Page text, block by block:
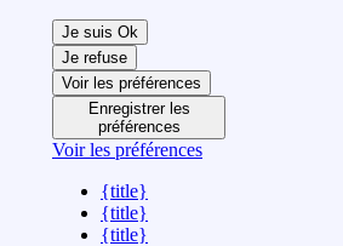
Je suis Ok
Je refuse
Voir les préférences
Enregistrer les
préférences
Voir les préférences
{title}
{title}
{title}